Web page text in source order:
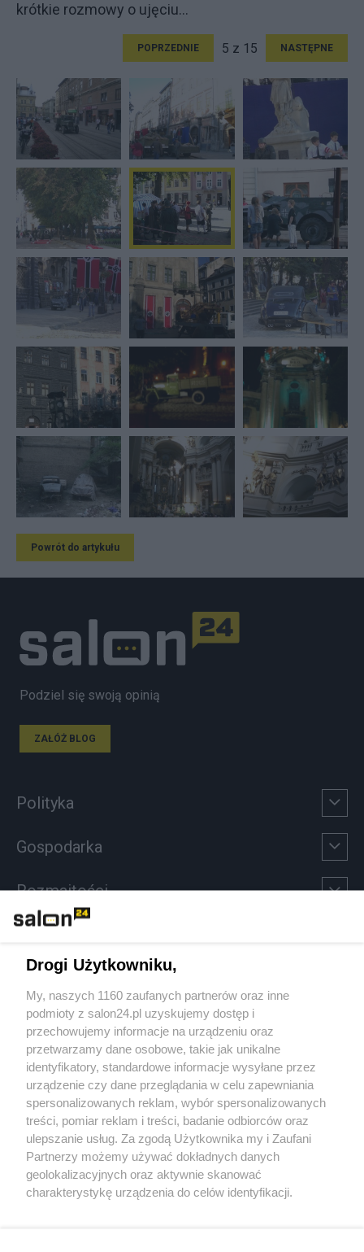
krótkie rozmowy o ujęciu...
POPRZEDNIE 5 z 15 NASTĘPNE
Powrót do artykułu
Podziel się swoją opinią
ZAŁÓŻ BLOG
Polityka
Gospodarka
Rozmaitości
Sport
Społeczeństwo
Kultura
X Facebook Instagram Youtube
Drogi Użytkowniku,
My, naszych 1160 zaufanych partnerów oraz inne
podmioty z salon24.pl uzyskujemy dostęp i
przechowujemy informacje na urządzeniu oraz
przetwarzamy dane osobowe, takie jak unikalne
identyfikatory, standardowe informacje wysyłane przez
urządzenie czy dane przeglądania w celu zapewniania
spersonalizowanych reklam, wybór spersonalizowanych
treści, pomiar reklam i treści, badanie odbiorców oraz
ulepszanie usług. Za zgodą Użytkownika my i Zaufani
Partnerzy możemy używać dokładnych danych
geolokalizacyjnych oraz aktywnie skanować
charakterystykę urządzenia do celów identyfikacji.